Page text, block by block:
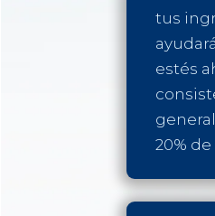
tus
estés
20%